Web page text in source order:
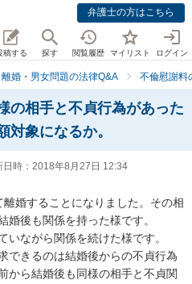
弁護士の方はこちら
稿する 探す 閲覧履歴 マイリスト ログイン
離婚・男女問題の法律Q&A 不倫慰謝料
の相手と不貞行為があった
対象になるか。
時： 2018年8月27日 12:34
婚することになりました。その相
婚後も関係を持った様です。
ながら関係を続けた様です。
できるのは結婚後からの不貞行為
から結婚後も同様の相手と不貞関